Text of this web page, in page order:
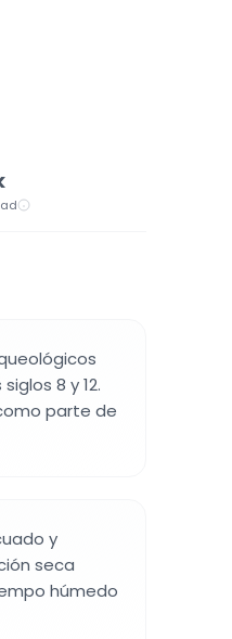
8 y 12.
parte de
y
seca
húmedo